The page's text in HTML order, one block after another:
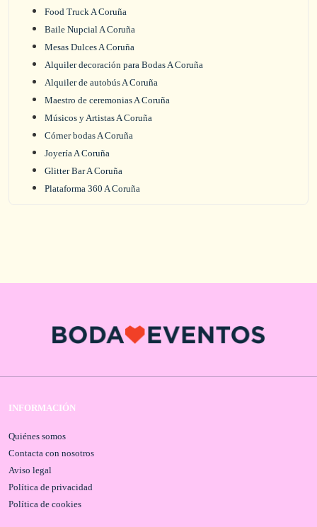
Food Truck A Coruña
Baile Nupcial A Coruña
Mesas Dulces A Coruña
Alquiler decoración para Bodas A Coruña
Alquiler de autobús A Coruña
Maestro de ceremonias A Coruña
Músicos y Artistas A Coruña
Córner bodas A Coruña
Joyería A Coruña
Glitter Bar A Coruña
Plataforma 360 A Coruña
INFORMACIÓN
Quiénes somos
Contacta con nosotros
Aviso legal
Política de privacidad
Política de cookies